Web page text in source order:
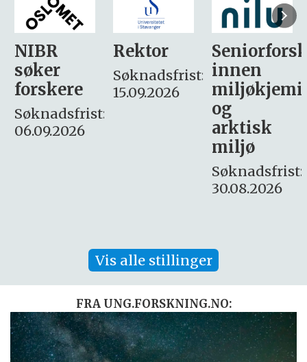
Rektor
Søknadsfrist:
15.09.2026
Seniorforsker
innen
miljøkjemi
søker
– fast
Søknadsfrist:
16. august.
Vis alle stillinger
FRA UNG.FORSKNING.NO: